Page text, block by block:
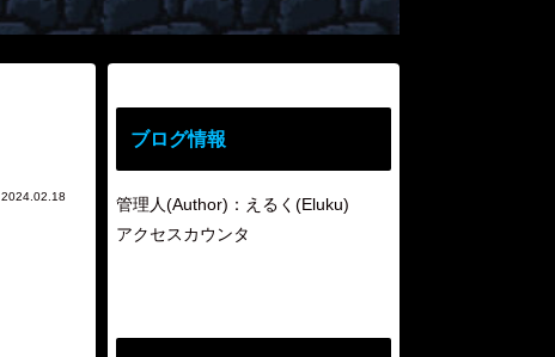
2024.02.18
ブログ情報
管理人(Author)：えるく(Eluku)
アクセスカウンタ